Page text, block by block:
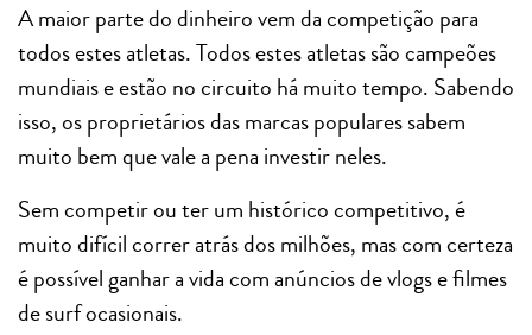
A maior parte do dinheiro vem da competição para
todos estes atletas. Todos estes atletas são campeões
mundiais e estão no circuito há muito tempo. Sabendo
isso, os proprietários das marcas populares sabem
muito bem que vale a pena investir neles.
Sem competir ou ter um histórico competitivo, é
muito difícil correr atrás dos milhões, mas com certeza
é possível ganhar a vida com anúncios de vlogs e filmes
de surf ocasionais.